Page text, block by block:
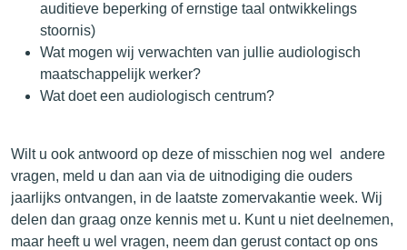
auditieve beperking of ernstige taal ontwikkelings
stoornis)
Wat mogen wij verwachten van jullie audiologisch
maatschappelijk werker?
Wat doet een audiologisch centrum?
Wilt u ook antwoord op deze of misschien nog wel andere
vragen, meld u dan aan via de uitnodiging die ouders
jaarlijks ontvangen, in de laatste zomervakantie week. Wij
delen dan graag onze kennis met u. Kunt u niet deelnemen,
maar heeft u wel vragen, neem dan gerust contact op ons